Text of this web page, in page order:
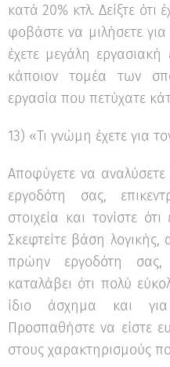
κατά 20% κτλ. Δείξτε ότι
φοβάστε να μιλήσετε
έχετε μεγάλη εργασιακή
κάποιον τομέα των
εργασία που πετύχατε
13) «Τι γνώμη έχετε για
Αποφύγετε να
εργοδότη σας,
στοιχεία και τονίστε
Σκεφτείτε βάση λογικής,
πρώην εργοδότη
καταλάβει ότι πολύ
ίδιο άσχημα και
Προσπαθήστε να είστε
στους χαρακτηρισμούς